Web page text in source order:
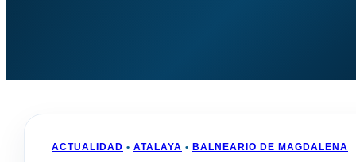
ACTUALIDAD • ATALAYA • BALNEARIO DE MAGDALENA